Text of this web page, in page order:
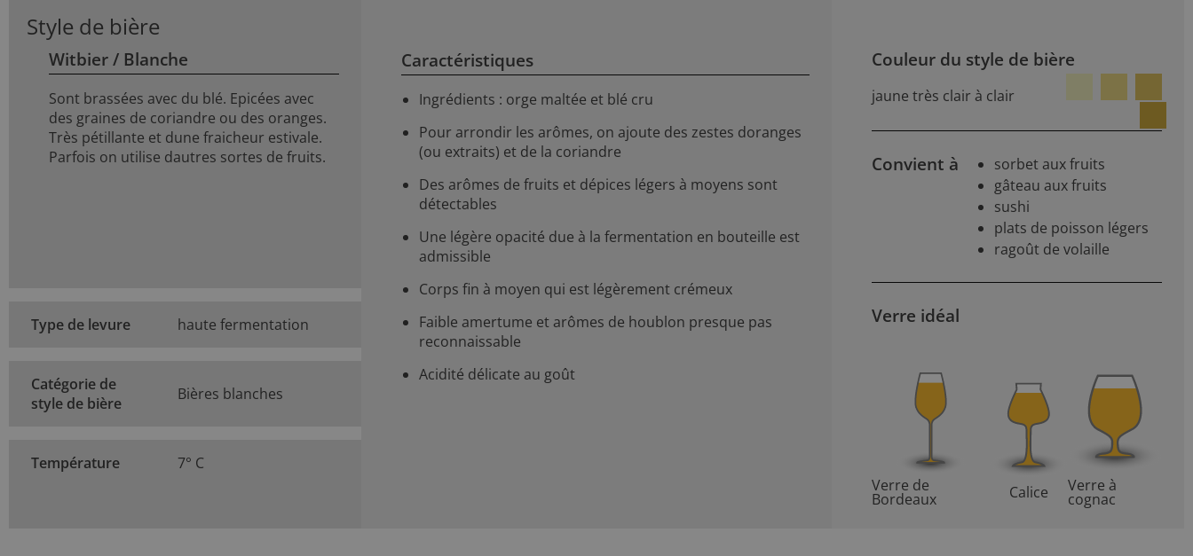
Style de bière
Witbier / Blanche
Sont brassées avec du blé. Epicées avec
des graines de coriandre ou des oranges.
Très pétillante et dune fraicheur estivale.
Parfois on utilise dautres sortes de fruits.
Type de levure haute fermentation
Catégorie de
style de bière
Bières blanches
Température 7° C
Caractéristiques
Ingrédients : orge maltée et blé cru
Pour arrondir les arômes, on ajoute des zestes doranges
(ou extraits) et de la coriandre
Des arômes de fruits et dépices légers à moyens sont
détectables
Une légère opacité due à la fermentation en bouteille est
admissible
Corps fin à moyen qui est légèrement crémeux
Faible amertume et arômes de houblon presque pas
reconnaissable
Acidité délicate au goût
Couleur du style de bière
jaune très clair à clair
Convient à
sorbet aux fruits
gâteau aux fruits
sushi
plats de poisson légers
ragoût de volaille
Verre idéal
Verre de
Bordeaux Calice Verre à
cognac